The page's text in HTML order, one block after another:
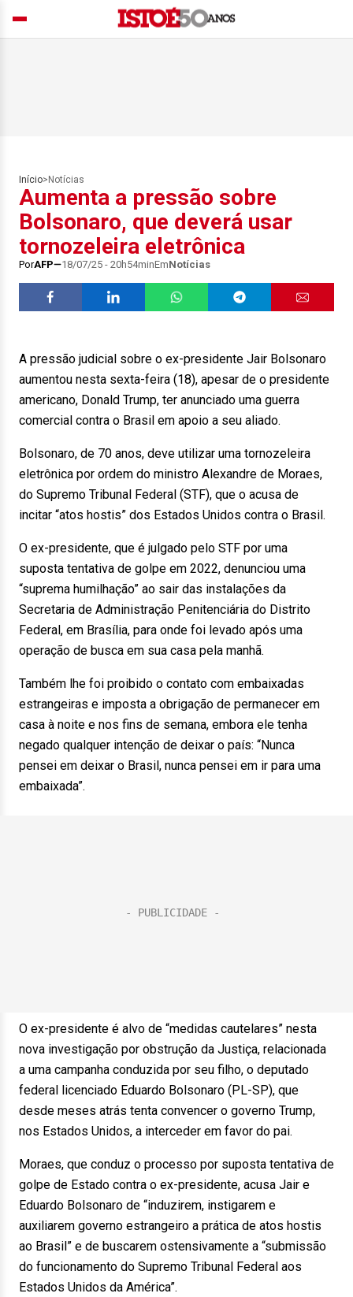
Início> Notícias
Aumenta a pressão sobre
Bolsonaro, que deverá usar
tornozeleira eletrônica
PorAFP 18/07/25 - 20h54minEmNotícias
A pressão judicial sobre o ex-presidente Jair Bolsonaro
aumentou nesta sexta-feira (18), apesar de o presidente
americano, Donald Trump, ter anunciado uma guerra
comercial contra o Brasil em apoio a seu aliado.
Bolsonaro, de 70 anos, deve utilizar uma tornozeleira
eletrônica por ordem do ministro Alexandre de Moraes,
do Supremo Tribunal Federal (STF), que o acusa de
incitar “atos hostis” dos Estados Unidos contra o Brasil.
O ex-presidente, que é julgado pelo STF por uma
suposta tentativa de golpe em 2022, denunciou uma
“suprema humilhação” ao sair das instalações da
Secretaria de Administração Penitenciária do Distrito
Federal, em Brasília, para onde foi levado após uma
operação de busca em sua casa pela manhã.
Também lhe foi proibido o contato com embaixadas
estrangeiras e imposta a obrigação de permanecer em
casa à noite e nos fins de semana, embora ele tenha
negado qualquer intenção de deixar o país: “Nunca
pensei em deixar o Brasil, nunca pensei em ir para uma
embaixada”.
O ex-presidente é alvo de “medidas cautelares” nesta
nova investigação por obstrução da Justiça, relacionada
a uma campanha conduzida por seu filho, o deputado
federal licenciado Eduardo Bolsonaro (PL-SP), que
desde meses atrás tenta convencer o governo Trump,
nos Estados Unidos, a interceder em favor do pai.
Moraes, que conduz o processo por suposta tentativa de
golpe de Estado contra o ex-presidente, acusa Jair e
Eduardo Bolsonaro de “induzirem, instigarem e
auxiliarem governo estrangeiro a prática de atos hostis
ao Brasil” e de buscarem ostensivamente a “submissão
do funcionamento do Supremo Tribunal Federal aos
Estados Unidos da América”.